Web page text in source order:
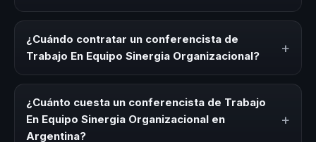
Organizacional es un experto que comparte
conocimiento, estrategias y experiencias sobre este tema
en eventos corporativos, convenciones y seminarios. Su
¿Cuándo contratar un conferencista de
Trabajo En Equipo Sinergia Organizacional?
+
Sinergia Organizacional para kick-offs, convenciones
anuales, programas de desarrollo, eventos de integración
o cuando tu organización necesita impulsar un cambio
¿Cuánto cuesta un conferencista de Trabajo
En Equipo Sinergia Organizacional en
Argentina?
+